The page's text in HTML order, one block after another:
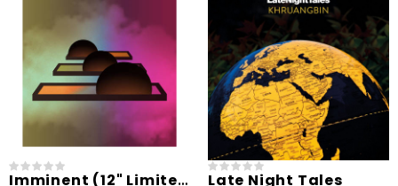
Imminent (12" Limited Edt.)... Late Night Tales